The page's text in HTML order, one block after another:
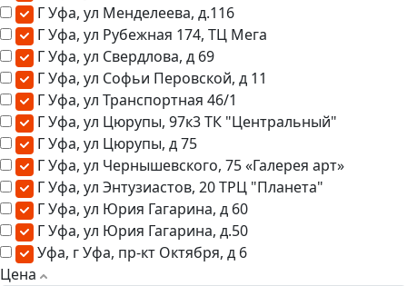
Г Уфа, ул Менделеева, д.116
Г Уфа, ул Рубежная 174, ТЦ Мега
Г Уфа, ул Свердлова, д 69
Г Уфа, ул Софьи Перовской, д 11
Г Уфа, ул Транспортная 46/1
Г Уфа, ул Цюрупы, 97к3 ТК "Центральный"
Г Уфа, ул Цюрупы, д 75
Г Уфа, ул Чернышевского, 75 «Галерея арт»
Г Уфа, ул Энтузиастов, 20 ТРЦ "Планета"
Г Уфа, ул Юрия Гагарина, д 60
Г Уфа, ул Юрия Гагарина, д.50
Уфа, г Уфа, пр-кт Октября, д 6
Цена